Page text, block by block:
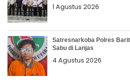
1 Agustus 2026
Satresnarkoba Polres
Sabu di Lanjas
4 Agustus 2026